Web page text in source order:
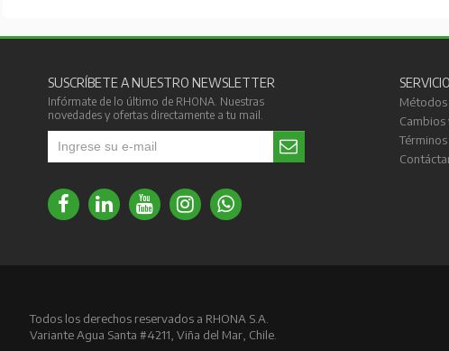
SUSCRÍBETE A NUESTRO NEWSLETTER
Infórmate de lo último de RHONA. Nuestras
novedades y ofertas directamente a tu mail.
Métodos
Todos los derechos reservados a RHONA S.A.
Variante Agua Santa #4211, Viña del Mar, Chile.